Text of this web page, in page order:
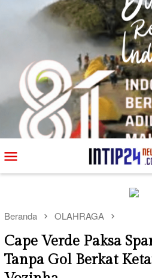
ke
kontenMobile
Beranda OLAHRAGA
Cape Verde Paksa
Tanpa Gol Berkat